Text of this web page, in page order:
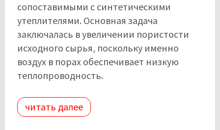
сопоставимыми с синтетическими
утеплителями. Основная задача
заключалась в увеличении пористости
исходного сырья, поскольку именно
воздух в порах обеспечивает низкую
теплопроводность.
читать далее